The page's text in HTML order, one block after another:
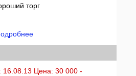
торг
Цена: 30 000 -